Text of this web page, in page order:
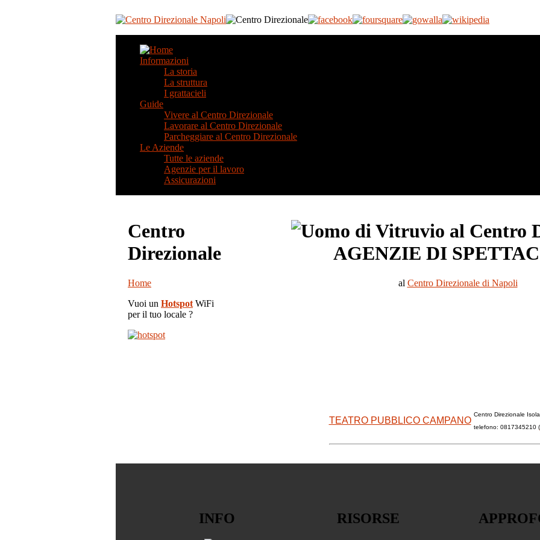
Informazioni
La storia
La struttura
I grattacieli
Guide
Vivere al Centro Direzionale
Lavorare al Centro Direzionale
Parcheggiare al Centro Direzionale
Le Aziende
Tutte le aziende
Agenzie per il lavoro
Assicurazioni
Centro
Direzionale
Home
Vuoi un Hotspot WiFi
per il tuo locale ?
AGENZIE DI
al Centro Direzionale di Napoli
TEATRO PUBBLICO CAMPANO
Centro Direzionale
telefono: 0817345210 (
INFO RISORSE